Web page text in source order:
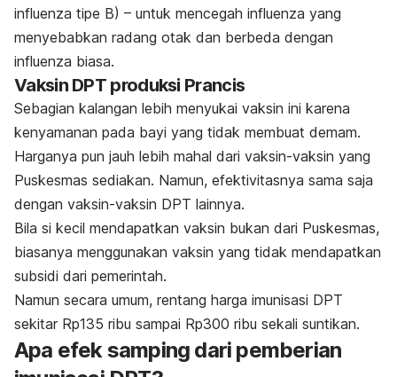
influenza tipe B) – untuk mencegah influenza yang
menyebabkan radang otak dan berbeda dengan
influenza biasa.
Vaksin DPT produksi Prancis
Sebagian kalangan lebih menyukai vaksin ini karena
kenyamanan pada bayi yang tidak membuat demam.
Harganya pun jauh lebih mahal dari vaksin-vaksin yang
Puskesmas sediakan. Namun, efektivitasnya sama saja
dengan vaksin-vaksin DPT lainnya.
Bila si kecil mendapatkan vaksin bukan dari Puskesmas,
biasanya menggunakan vaksin yang tidak mendapatkan
subsidi dari pemerintah.
Namun secara umum, rentang harga imunisasi DPT
sekitar Rp135 ribu sampai Rp300 ribu sekali suntikan.
Apa efek samping dari pemberian